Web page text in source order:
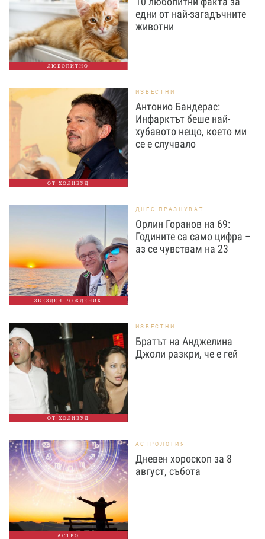
ЛЮБОПИТНО
едни от най-загадъчните
животни
ОТ ХОЛИВУД
ИЗВЕСТНИ
Антонио Бандерас:
Инфарктът беше най-
хубавото нещо, което ми
се е случвало
ЗВЕЗДЕН РОЖДЕНИК
ДНЕС ПРАЗНУВАТ
Орлин Горанов на 69:
Годините са само цифра –
аз се чувствам на 23
ОТ ХОЛИВУД
ИЗВЕСТНИ
Братът на Анджелина
Джоли разкри, че е гей
АСТРО
АСТРОЛОГИЯ
Дневен хороскоп за 8
август, събота